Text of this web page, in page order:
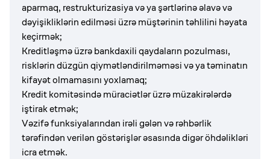
aparmaq, restrukturizasiya və ya şərtlərinə əlavə və
dəyişikliklərin edilməsi üzrə müştərinin təhlilini həyata
keçirmək;
Kreditləşmə üzrə bankdaxili qaydaların pozulması,
risklərin düzgün qiymətləndirilməməsi və ya təminatın
kifayət olmamasını yoxlamaq;
Kredit komitəsində müraciətlər üzrə müzakirələrdə
iştirak etmək;
Vəzifə funksiyalarından irəli gələn və rəhbərlik
tərəfindən verilən göstərişlər əsasında digər öhdəlikləri
icra etmək.